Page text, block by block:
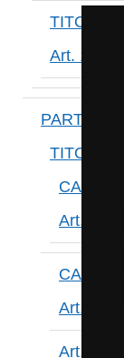
TITOLO X
Art. 198
PARTE IV
TITOLO I
CAPO I
Art. 199
CAPO II
Art. 200
Art. 201